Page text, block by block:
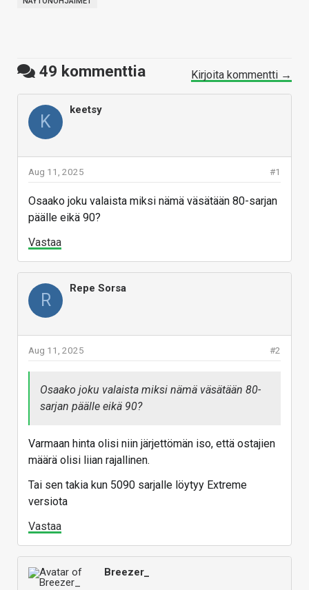
49 kommenttia Kirjoita kommentti →
K
keetsy
#1
Aug 11, 2025
Osaako joku valaista miksi nämä väsätään 80-sarjan
päälle eikä 90?
Vastaa
R
Repe Sorsa
#2
Aug 11, 2025
Osaako joku valaista miksi nämä väsätään 80-
sarjan päälle eikä 90?
Varmaan hinta olisi niin järjettömän iso, että ostajien
määrä olisi liian rajallinen.
Tai sen takia kun 5090 sarjalle löytyy Extreme
versiota
Vastaa
Breezer_